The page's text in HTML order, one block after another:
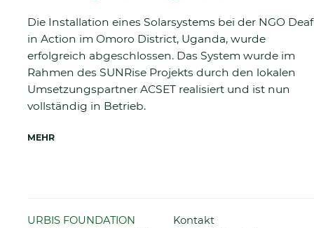
Die Installation eines Solarsystems bei der NGO Deaf
in Action im Omoro District, Uganda, wurde
erfolgreich abgeschlossen. Das System wurde im
Rahmen des SUNRise Projekts durch den lokalen
Umsetzungspartner ACSET realisiert und ist nun
vollständig in Betrieb.
MEHR
URBIS FOUNDATION
Navigation
Kontakt